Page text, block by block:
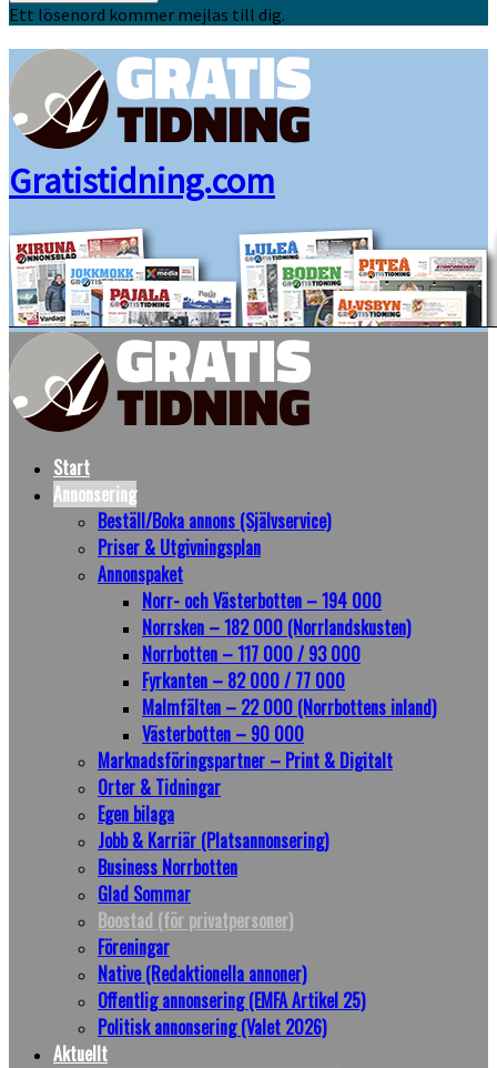
Ett lösenord kommer mejlas till dig.
Gratistidning.com
Start
Annonsering
Beställ/Boka annons (Självservice)
Priser & Utgivningsplan
Annonspaket
Norr- och Västerbotten – 194 000
Norrsken – 182 000 (Norrlandskusten)
Norrbotten – 117 000 / 93 000
Fyrkanten – 82 000 / 77 000
Malmfälten – 22 000 (Norrbottens inland)
Västerbotten – 90 000
Marknadsföringspartner – Print & Digitalt
Orter & Tidningar
Egen bilaga
Jobb & Karriär (Platsannonsering)
Business Norrbotten
Glad Sommar
Boostad (för privatpersoner)
Föreningar
Native (Redaktionella annoner)
Offentlig annonsering (EMFA Artikel 25)
Politisk annonsering (Valet 2026)
Aktuellt